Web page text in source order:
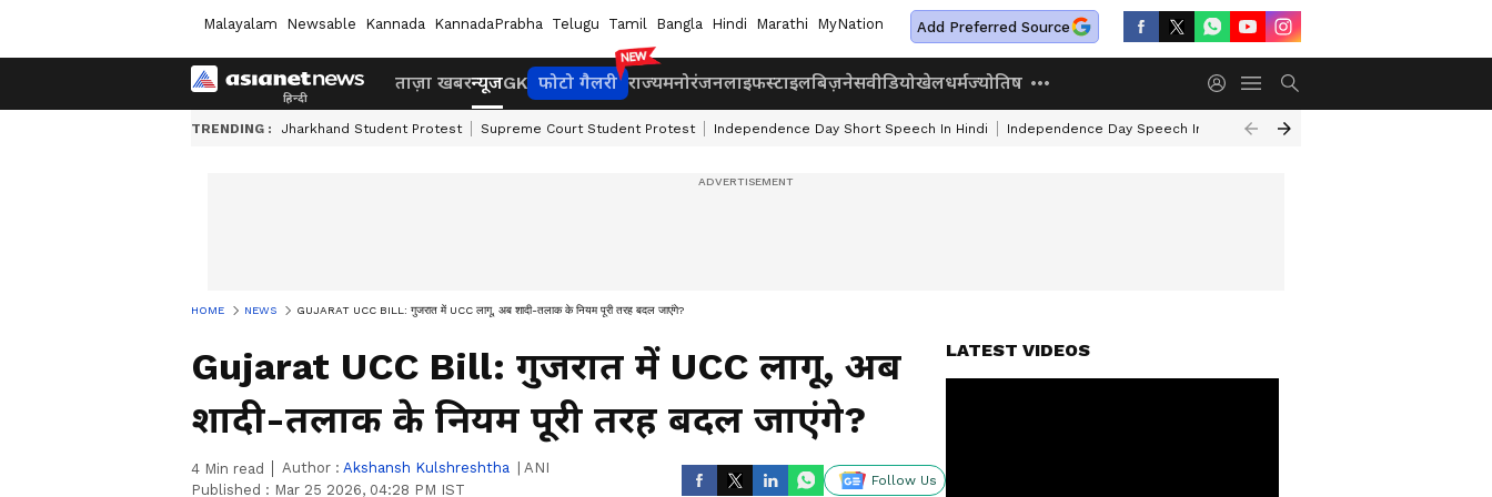
Malayalam Newsable Kannada KannadaPrabha Telugu Tamil Bangla Hindi Marathi MyNation Add Preferred Source
ताज़ा खबरन्यूजGK फोटो गैलरी राज्यमनोरंजनलाइफस्टाइलबिज़नेसवीडियोखेलधर्मज्योतिष
TRENDING : Jharkhand Student Protest Supreme Court Student Protest Independence Day Short Speech In Hindi Independence Day Speech In Hindi Air India Turbulence
HOME NEWS GUJARAT UCC BILL: गुजरात में UCC लागू, अब शादी-तलाक के नियम पूरी तरह बदल जाएंगे?
Gujarat UCC Bill: गुजरात में UCC लागू, अब
शादी-तलाक के नियम पूरी तरह बदल जाएंगे?
4 Min read Author : Akshansh Kulshreshtha
ANI
Published : Mar 25 2026, 04:28 PM IST
Follow Us
LATEST VIDEOS